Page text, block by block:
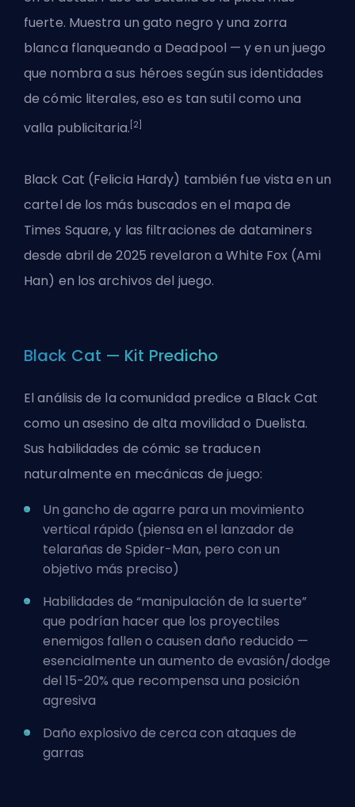
fuerte. Muestra un gato negro y una zorra
blanca flanqueando a Deadpool — y en un juego
que nombra a sus héroes según sus identidades
de cómic literales, eso es tan sutil como una
valla publicitaria. [2]
Black Cat (Felicia Hardy) también fue vista en un
cartel de los más buscados en el mapa de
Times Square, y las filtraciones de dataminers
desde abril de 2025 revelaron a White Fox (Ami
Han) en los archivos del juego.
Black Cat — Kit Predicho
El análisis de la comunidad predice a Black Cat
como un asesino de alta movilidad o Duelista.
Sus habilidades de cómic se traducen
naturalmente en mecánicas de juego:
Un gancho de agarre para un movimiento
vertical rápido (piensa en el lanzador de
telarañas de Spider-Man, pero con un
objetivo más preciso)
Habilidades de “manipulación de la suerte”
que podrían hacer que los proyectiles
enemigos fallen o causen daño reducido —
esencialmente un aumento de evasión/dodge
del 15-20% que recompensa una posición
agresiva
Daño explosivo de cerca con ataques de
garras